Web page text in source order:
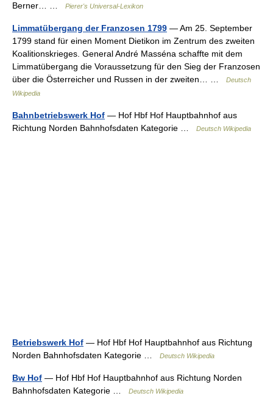
Berner… …
Pierer's Universal-Lexikon
Limmatübergang der Franzosen 1799 — Am 25. September
1799 stand für einen Moment Dietikon im Zentrum des zweiten
Koalitionskrieges. General André Masséna schaffte mit dem
Limmatübergang die Voraussetzung für den Sieg der Franzosen
über die Österreicher und Russen in der zweiten… …
Deutsch
Wikipedia
Bahnbetriebswerk Hof — Hof Hbf Hof Hauptbahnhof aus
Richtung Norden Bahnhofsdaten Kategorie …
Deutsch Wikipedia
Betriebswerk Hof — Hof Hbf Hof Hauptbahnhof aus Richtung
Norden Bahnhofsdaten Kategorie …
Deutsch Wikipedia
Bw Hof — Hof Hbf Hof Hauptbahnhof aus Richtung Norden
Bahnhofsdaten Kategorie …
Deutsch Wikipedia